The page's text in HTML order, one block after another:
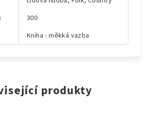
:
300
Kniha - měkká vazba
produkty